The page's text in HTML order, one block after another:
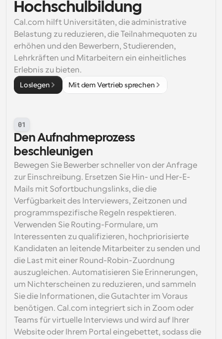
Hochschulbildung
Cal.com hilft Universitäten, die administrative
Belastung zu reduzieren, die Teilnahmequoten zu
erhöhen und den Bewerbern, Studierenden,
Lehrkräften und Mitarbeitern ein einheitliches
Erlebnis zu bieten.
Loslegen Mit dem Vertrieb sprechen
01
Den Aufnahmeprozess
beschleunigen
Bewegen Sie Bewerber schneller von der Anfrage
zur Einschreibung. Ersetzen Sie Hin- und Her-E-
Mails mit Sofortbuchungslinks, die die
Verfügbarkeit des Interviewers, Zeitzonen und
programmspezifische Regeln respektieren.
Verwenden Sie Routing-Formulare, um
Interessenten zu qualifizieren, hochpriorisierte
Kandidaten an leitende Mitarbeiter zu senden und
die Last mit einer Round-Robin-Zuordnung
auszugleichen. Automatisieren Sie Erinnerungen,
um Nichterscheinen zu reduzieren, und sammeln
Sie die Informationen, die Gutachter im Voraus
benötigen. Cal.com integriert sich in Zoom oder
Teams für virtuelle Interviews und wird auf Ihrer
Website oder Ihrem Portal eingebettet, sodass die